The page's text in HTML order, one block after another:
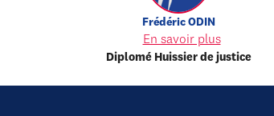
Frédéric ODIN
En savoir plus
Diplomé Huissier de justice